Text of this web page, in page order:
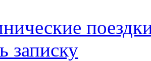
записку